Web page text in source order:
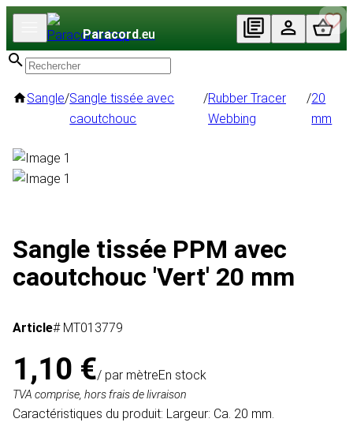
Paracord.eu
Sangle/Sangle tissée avec
caoutchouc
/Rubber Tracer
Webbing
/20
mm
Sangle tissée PPM avec
caoutchouc 'Vert' 20 mm
Article# MT013779
1,10 €/ par mètreEn stock
TVA comprise, hors frais de livraison
Caractéristiques du produit​: Largeur: Ca. 20 mm.